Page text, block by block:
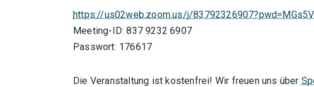
https://us02web.zoom.us/j/
Meeting-ID: 837 9232 6907
Passwort: 176617
Die Veranstaltung ist kostenfrei! Wir freuen uns über